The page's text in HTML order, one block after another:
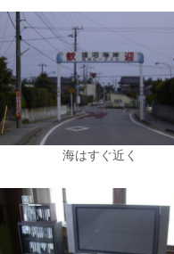
海はすぐ近く